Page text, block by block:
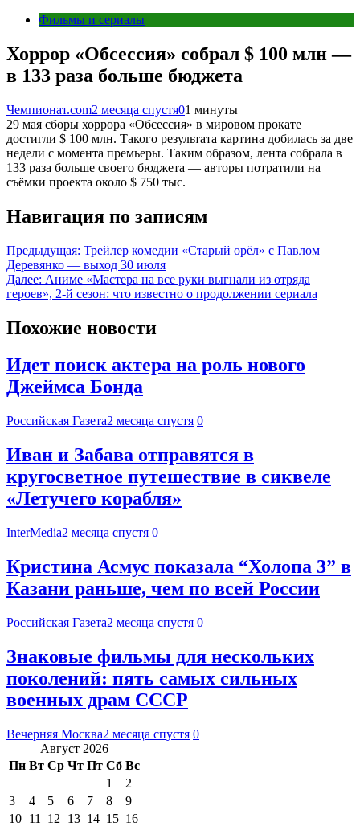
Фильмы и сериалы
Хоррор «Обсессия» собрал $ 100 млн —
в 133 раза больше бюджета
Чемпионат.com2 месяца спустя01 минуты
29 мая сборы хоррора «Обсессия» в мировом прокате
достигли $ 100 млн. Такого результата картина добилась за две
недели с момента премьеры. Таким образом, лента собрала в
133 раза больше своего бюджета — авторы потратили на
съёмки проекта около $ 750 тыс.
Навигация по записям
Предыдущая: Трейлер комедии «Старый орёл» с Павлом
Деревянко — выход 30 июля
Далее: Аниме «Мастера на все руки выгнали из отряда
героев», 2-й сезон: что известно о продолжении сериала
Похожие новости
Идет поиск актера на роль нового
Джеймса Бонда
Российская Газета2 месяца спустя 0
Иван и Забава отправятся в
кругосветное путешествие в сиквеле
«Летучего корабля»
InterMedia2 месяца спустя 0
Кристина Асмус показала “Холопа 3” в
Казани раньше, чем по всей России
Российская Газета2 месяца спустя 0
Знаковые фильмы для нескольких
поколений: пять самых сильных
военных драм СССР
Вечерняя Москва2 месяца спустя 0
Август 2026
Пн Вт Ср Чт Пт Сб Вс
1
2
3
4 5 6 7 8
9
10 11 12 13 14 15 16